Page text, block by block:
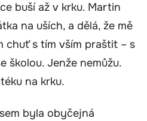
buší až v krku. Martin
na uších, a dělá, že mě
chuť s tím vším praštit – s
školou. Jenže nemůžu.
na krku.
byla obyčejná